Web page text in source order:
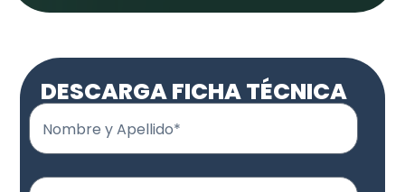
DESCARGA FICHA TÉCNICA
Nombre y Apellido*